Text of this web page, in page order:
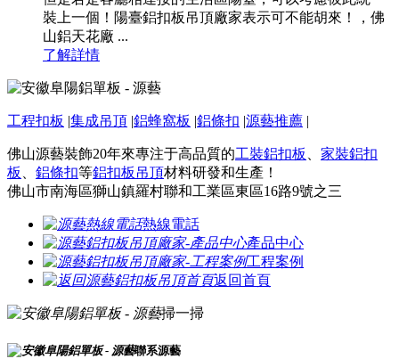
裝上一個！陽臺鋁扣板吊頂廠家表示可不能胡來！，佛
山鋁天花廠 ...
了解詳情
工程扣板 |集成吊頂 |鋁蜂窩板 |鋁條扣 |源藝推薦 |
佛山源藝裝飾20年來專注于高品質的工裝鋁扣板
家裝鋁扣
板
鋁條扣等鋁扣板吊頂材料研發和生產！
佛山市南海區獅山鎮羅村聯和工業區東區16路9號之三
熱線電話
產品中心
工程案例
返回首頁
掃一掃
聯系源藝